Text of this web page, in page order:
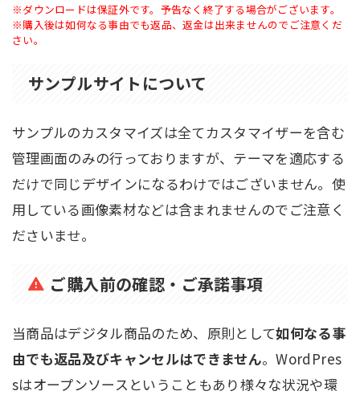
※ダウンロードは保証外です。予告なく終了する場合がございます。
※購入後は如何なる事由でも返品、返金は出来ませんのでご注意くだ
さい。
サンプルサイトについて
サンプルのカスタマイズは全てカスタマイザーを含む
管理画面のみの行っておりますが、テーマを適応する
だけで同じデザインになるわけではございません。使
用している画像素材などは含まれませんのでご注意く
ださいませ。
ご購入前の確認・ご承諾事項
当商品はデジタル商品のため、原則として如何なる事
由でも返品及びキャンセルはできません。WordPres
sはオープンソースということもあり様々な状況や環